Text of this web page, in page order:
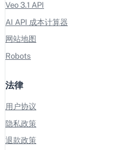
Veo 3.1 API
AI API 成本计算器
网站地图
Robots
法律
用户协议
隐私政策
退款政策